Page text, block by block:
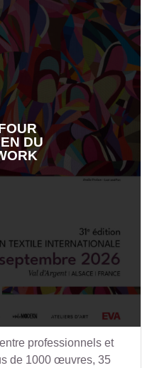
DU
professionnels et
de 1000 œuvres, 35